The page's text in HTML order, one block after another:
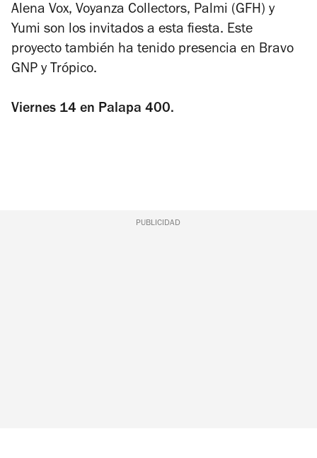
Alena Vox, Voyanza Collectors, Palmi (GFH) y
Yumi son los invitados a esta fiesta. Este
proyecto también ha tenido presencia en Bravo
GNP y Trópico.
Viernes 14 en Palapa 400.
PUBLICIDAD